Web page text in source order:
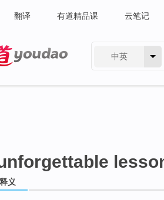
翻译 有道精品课 云笔记
中英
义